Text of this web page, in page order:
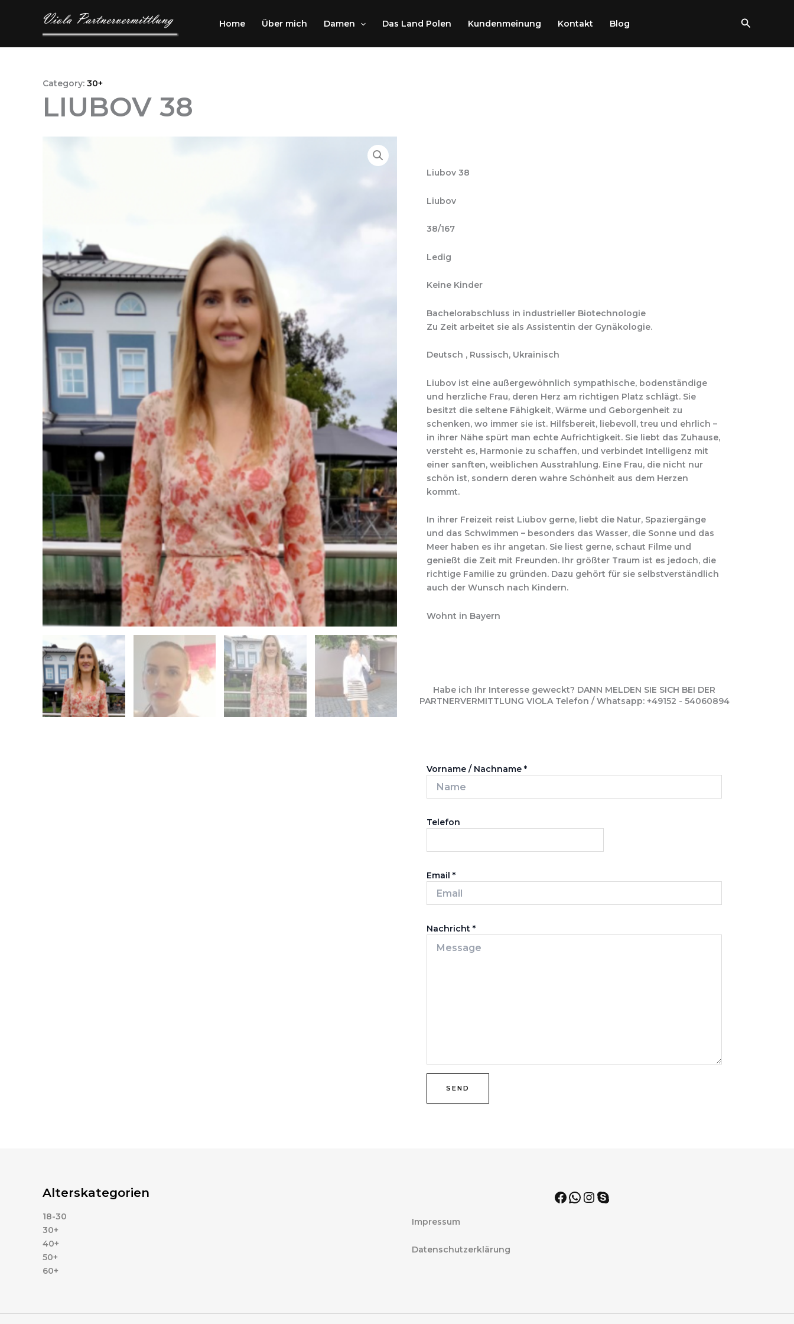
Home Über mich Damen Das Land Polen Kundenmeinung Kontakt Blog Szukaj
Category: 30+
LIUBOV 38
Liubov 38
Liubov
38/167
Ledig
Keine Kinder
Bachelorabschluss in industrieller Biotechnologie
Zu Zeit arbeitet sie als Assistentin der Gynäkologie.
Deutsch , Russisch, Ukrainisch
Liubov ist eine außergewöhnlich sympathische, bodenständige
und herzliche Frau, deren Herz am richtigen Platz schlägt. Sie
besitzt die seltene Fähigkeit, Wärme und Geborgenheit zu
schenken, wo immer sie ist. Hilfsbereit, liebevoll, treu und ehrlich –
in ihrer Nähe spürt man echte Aufrichtigkeit. Sie liebt das Zuhause,
versteht es, Harmonie zu schaffen, und verbindet Intelligenz mit
einer sanften, weiblichen Ausstrahlung. Eine Frau, die nicht nur
schön ist, sondern deren wahre Schönheit aus dem Herzen
kommt.
In ihrer Freizeit reist Liubov gerne, liebt die Natur, Spaziergänge
und das Schwimmen – besonders das Wasser, die Sonne und das
Meer haben es ihr angetan. Sie liest gerne, schaut Filme und
genießt die Zeit mit Freunden. Ihr größter Traum ist es jedoch, die
richtige Familie zu gründen. Dazu gehört für sie selbstverständlich
auch der Wunsch nach Kindern.
Wohnt in Bayern
Habe ich Ihr Interesse geweckt? DANN MELDEN SIE SICH BEI DER
PARTNERVERMITTLUNG VIOLA Telefon / Whatsapp: +49152 - 54060894
Vorname / Nachname *
Telefon
Email *
Nachricht *
SEND
Alterskategorien
18-30
30+
40+
50+
60+
Impressum
Datenschutzerklärung